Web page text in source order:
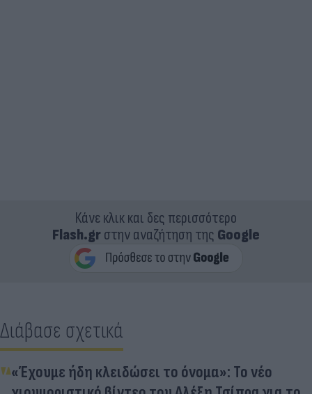
Κάνε κλικ και δες περισσότερο
Flash.grστην αναζήτηση της Google
Διάβασε σχετικά
«Έχουμε ήδη κλειδώσει το όνομα»: Το νέο